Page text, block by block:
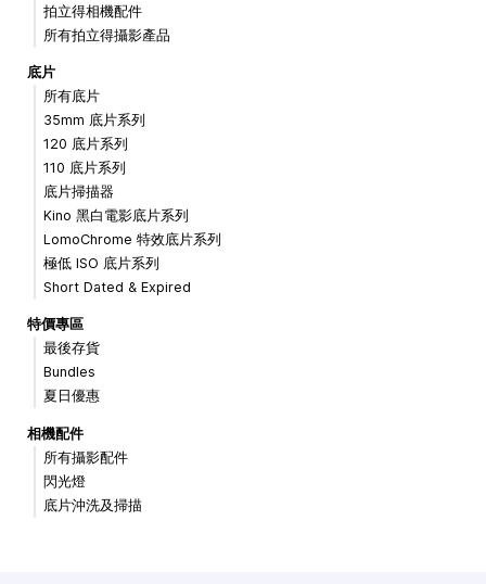
拍立得相機配件
所有拍立得攝影產品
底片
所有底片
35mm 底片系列
120 底片系列
110 底片系列
底片掃描器
Kino 黑白電影底片系列
LomoChrome 特效底片系列
極低 ISO 底片系列
Short Dated & Expired
特價專區
最後存貨
Bundles
夏日優惠
相機配件
所有攝影配件
閃光燈
底片沖洗及掃描